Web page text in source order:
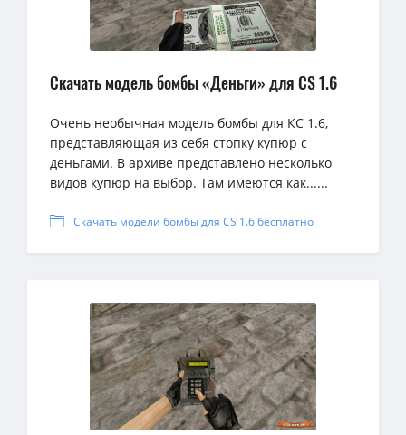
Скачать модель бомбы «Деньги» для CS 1.6
Очень необычная модель бомбы для КС 1.6,
представляющая из себя стопку купюр с
деньгами. В архиве представлено несколько
видов купюр на выбор. Там имеются как......
Скачать модели бомбы для CS 1.6 бесплатно